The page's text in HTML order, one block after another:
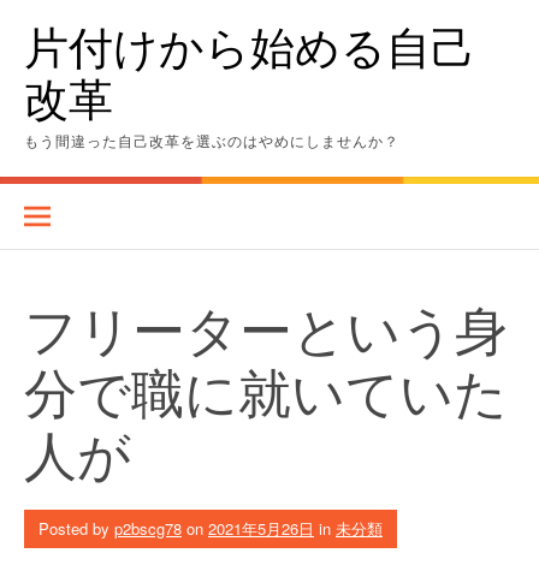
content片付けから始める自己
改革
もう間違った自己改革を選ぶのはやめにしませんか？
フリーターという身
分で職に就いていた
人が
Posted by p2bscg78 on 2021年5月26日 in 未分類